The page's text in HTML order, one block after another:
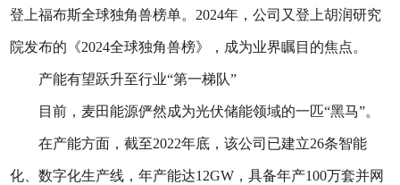
登上福布斯全球独角兽榜单。2024年，公司又登上胡润研究
院发布的《2024全球独角兽榜》，成为业界瞩目的焦点。
产能有望跃升至行业“第一梯队”
目前，麦田能源俨然成为光伏储能领域的一匹“黑马”。
在产能方面，截至2022年底，该公司已建立26条智能
化、数字化生产线，年产能达12GW，具备年产100万套并网